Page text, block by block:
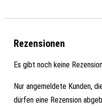
Rezensionen
Es gibt noch keine
Nur angemeldete Kunden,
dürfen eine Rezension